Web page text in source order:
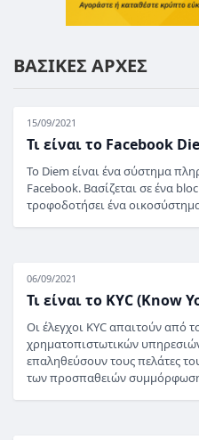
ΒΑΣΙΚΕΣ ΑΡΧΕΣ
15/09/2021
Τι είναι το Facebook
Το Diem είναι ένα σύστημα
Facebook. Βασίζεται σε ένα
τροφοδοτήσει ένα
06/09/2021
Τι είναι το KYC (Know
Οι έλεγχοι KYC απαιτούν από
χρηματοπιστωτικών
επαληθεύσουν τους πελάτες
των προσπαθειών